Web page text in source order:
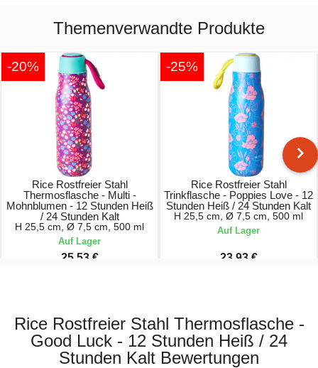
Themenverwandte Produkte
-20%
Rice Rostfreier Stahl
Thermosflasche - Multi -
Mohnblumen - 12 Stunden Heiß
/ 24 Stunden Kalt
H 25,5 cm, Ø 7,5 cm, 500 ml
Auf Lager
25,53 €
-25%
Rice Rostfreier Stahl
Trinkflasche - Poppies Love - 12
Stunden Heiß / 24 Stunden Kalt
H 25,5 cm, Ø 7,5 cm, 500 ml
Auf Lager
23,93 €
Rice Rostfreier Stahl Thermosflasche -
Good Luck - 12 Stunden Heiß / 24
Stunden Kalt Bewertungen